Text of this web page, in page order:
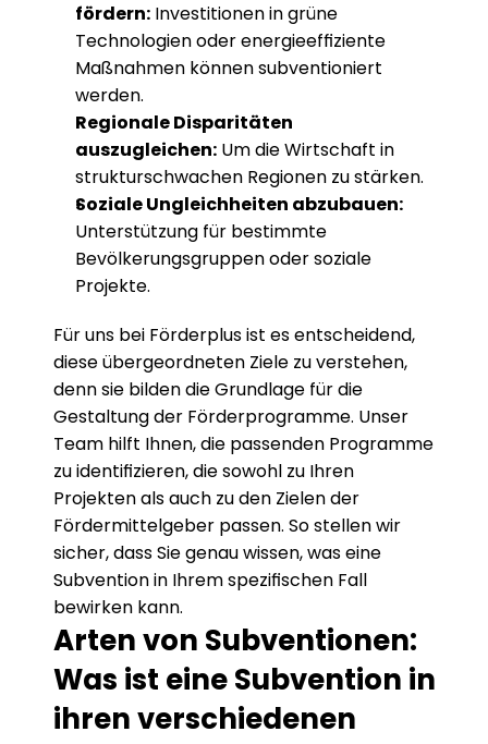
fördern: Investitionen in grüne
Technologien oder energieeffiziente
Maßnahmen können subventioniert
werden.
Regionale Disparitäten
auszugleichen: Um die Wirtschaft in
strukturschwachen Regionen zu stärken.
Soziale Ungleichheiten abzubauen:
Unterstützung für bestimmte
Bevölkerungsgruppen oder soziale
Projekte.
Für uns bei Förderplus ist es entscheidend,
diese übergeordneten Ziele zu verstehen,
denn sie bilden die Grundlage für die
Gestaltung der Förderprogramme. Unser
Team hilft Ihnen, die passenden Programme
zu identifizieren, die sowohl zu Ihren
Projekten als auch zu den Zielen der
Fördermittelgeber passen. So stellen wir
sicher, dass Sie genau wissen, was eine
Subvention in Ihrem spezifischen Fall
bewirken kann.
Arten von Subventionen:
Was ist eine Subvention in
ihren verschiedenen